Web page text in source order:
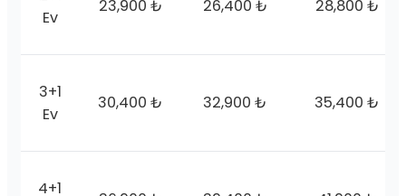
Ev
23,900 ₺ 26,400 ₺ 28,800 ₺
3+1
Ev
30,400 ₺ 32,900 ₺ 35,400 ₺
4+1